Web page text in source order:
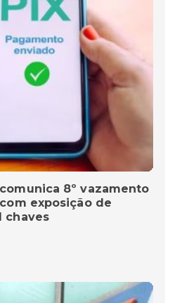
8º vazamento
exposição de
chaves